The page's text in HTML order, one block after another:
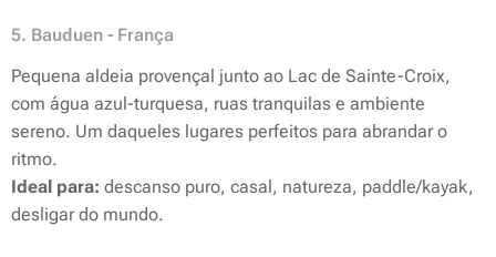
5. Bauduen - França
Pequena aldeia provençal junto ao Lac de Sainte-Croix,
com água azul-turquesa, ruas tranquilas e ambiente
sereno. Um daqueles lugares perfeitos para abrandar o
ritmo.
Ideal para: descanso puro, casal, natureza, paddle/kayak,
desligar do mundo.